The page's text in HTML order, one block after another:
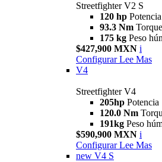
Streetfighter V2 S
120 hp Potencia
93.3 Nm Torque
175 kg Peso
$427,900 MXN i
Configurar Lee Mas
V4
Streetfighter V4
205hp Potencia
120.0 Nm
191kg Peso
$590,900 MXN i
Configurar Lee Mas
new V4 S